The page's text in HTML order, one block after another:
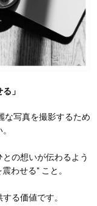
」
な写真を撮影するため
の想いが伝わるよう
わせる" こと。
る価値です。